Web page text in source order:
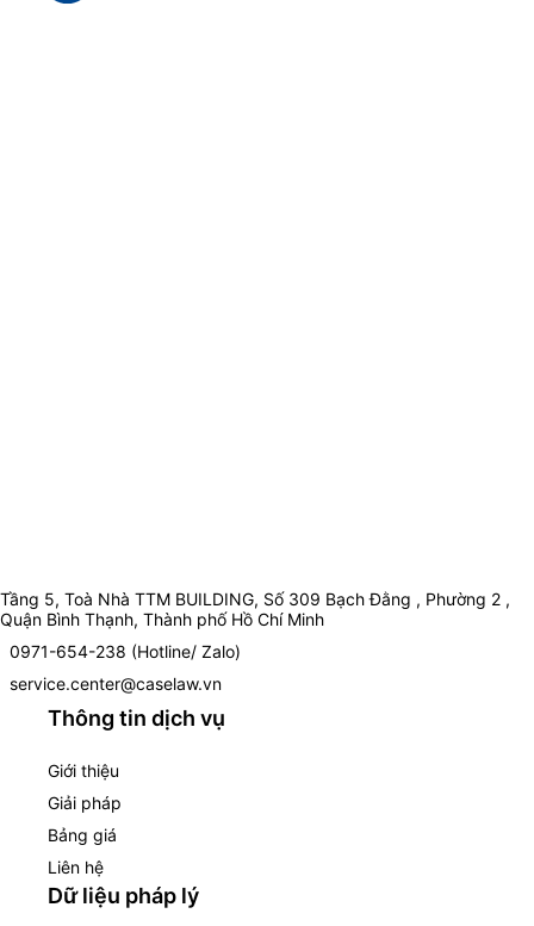
Tầng 5, Toà Nhà TTM BUILDING, Số 309 Bạch Đằng , Phường 2 ,
Quận Bình Thạnh, Thành phố Hồ Chí Minh
0971-654-238 (Hotline/ Zalo)
service.center@caselaw.vn
Thông tin dịch vụ
Giới thiệu
Giải pháp
Bảng giá
Liên hệ
Dữ liệu pháp lý